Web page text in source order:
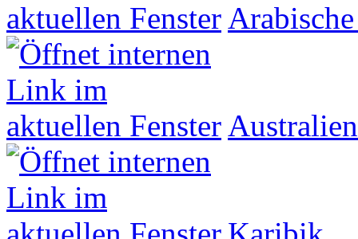
Australien